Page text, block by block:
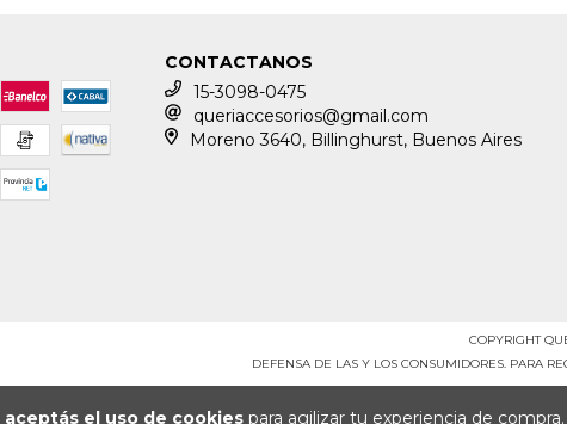
aceptás el uso de cookies para agilizar tu experiencia de compra.
CONTACTANOS
15-3098-0475
queriaccesorios@gmail.com
Moreno 3640, Billinghurst, Buenos Aires
COPYRIGHT
DEFENSA DE LAS Y LOS CONSUMIDORES. PARA